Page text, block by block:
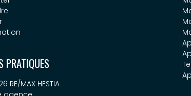
PRATIQUES
RE/MAX HESTIA